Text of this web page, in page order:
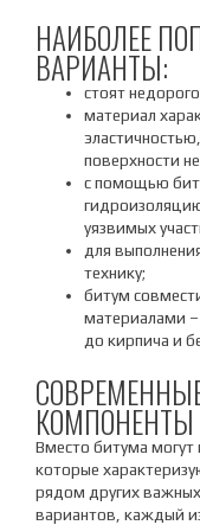
НАИБОЛЕЕ
ВАРИАНТЫ:
стоят
материал
поверхности
с помощью
уязвимых
для
технику;
битум
материалами –
до кирпича и
Вместо битума могут
которые
рядом других
вариантов, каждый